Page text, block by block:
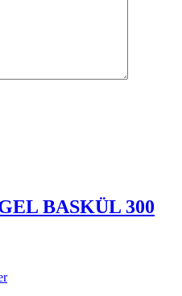
BASKÜL 300